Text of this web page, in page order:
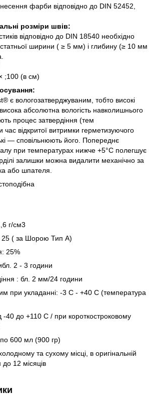
фарби відповідно до DIN 52452,
розміри швів:
відповідно до DIN 18540 необхідно
ширини ( ≥ 5 мм) і глибину (≥ 10 мм
;100 (в см)
є вологозатверджуваним, тобто високі
абсолютна вологість навколишнього
процес затвердіння (тем
відкритої витримки герметизуючого
— сповільнюють його. Попереднє
при температурах нижче +5°C полегшує
залишки можна видалити механічно за
або шпателя.
г/см3
25 ( за Шорою Тип А)
25%
2 - 3 години
: бл. 2 мм/24 години
при укладанні: -3 C - +40 C (температура
-40 до +110 C / при короткостроковому
600 мл (900 гр)
та сухому місці, в оригінальній
до 12 місяців